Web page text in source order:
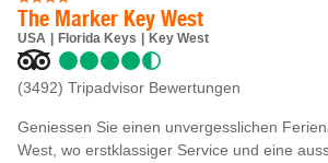
The Marker Key West
USA Florida Keys Key West
(3492) Tripadvisor Bewertungen
Geniessen Sie einen unvergesslichen
West, wo erstklassiger Service und eine